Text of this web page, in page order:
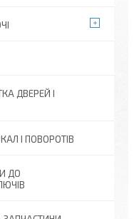
ДВЕРЕЙ І
І ПОВОРОТІВ
ДО